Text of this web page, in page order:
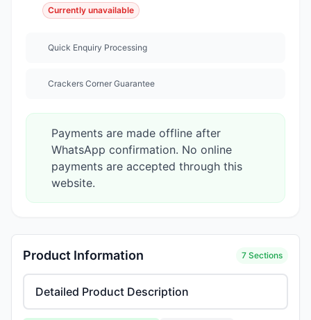
Currently unavailable
Quick Enquiry Processing
Crackers Corner Guarantee
Payments are made offline after
WhatsApp confirmation. No online
payments are accepted through this
website.
Product Information 7 Sections
Select product information section